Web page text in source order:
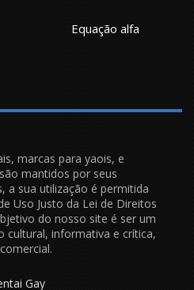
Equação alfa
marcas para yaois, e
mantidos por seus
a sua utilização é permitida
Uso Justo da Lei de Direitos
do nosso site é ser um
cultural, informativa e crítica,
Gay